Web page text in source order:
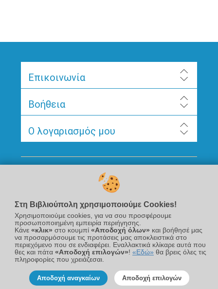
Επικοινωνία
Βοήθεια
Ο λογαριασμός μου
Ακολουθήστε μας
Newsletter
Στη Βιβλιούπολη χρησιμοποιούμε Cookies!
Χρησιμοποιούμε cookies, για να σου προσφέρουμε
προσωποποιημένη εμπειρία περιήγησης.
Κάνε «κλικ» στο κουμπί «Αποδοχή όλων» και βοήθησέ μας
να προσαρμόσουμε τις προτάσεις μας αποκλειστικά στο
περιεχόμενο που σε ενδιαφέρει. Εναλλακτικά κλίκαρε αυτά που
θες και πάτα «Αποδοχή επιλογών»! «Εδώ» θα βρεις όλες τις
πληροφορίες που χρειάζεσαι.
Αποδοχή αναγκαίων Αποδοχή επιλογών